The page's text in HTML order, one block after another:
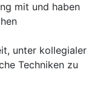
mit und haben
unter kollegialer
Techniken zu